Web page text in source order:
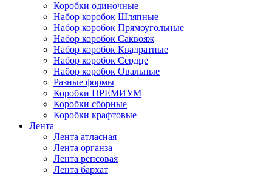
Коробки одиночные
Набор коробок Шляпные
Набор коробок Прямоугольные
Набор коробок Саквояж
Набор коробок Квадратные
Набор коробок Сердце
Набор коробок Овальные
Разные формы
Коробки ПРЕМИУМ
Коробки сборные
Коробки крафтовые
Лента
Лента атласная
Лента органза
Лента репсовая
Лента бархат